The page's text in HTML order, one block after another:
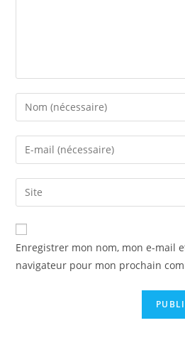
Enregistrer mon nom, mon e-mail
navigateur pour mon prochain